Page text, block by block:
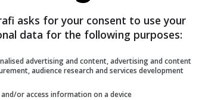
e
asks for your consent to use your
data for the following purposes:
advertising and content, advertising and content
audience research and services development
or access information on a device